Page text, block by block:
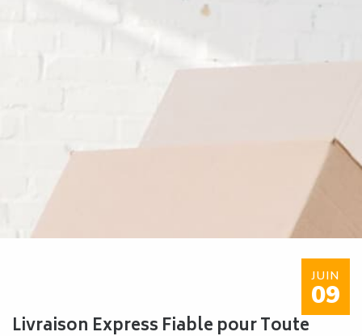
JUIN
09
Livraison Express Fiable pour Toute